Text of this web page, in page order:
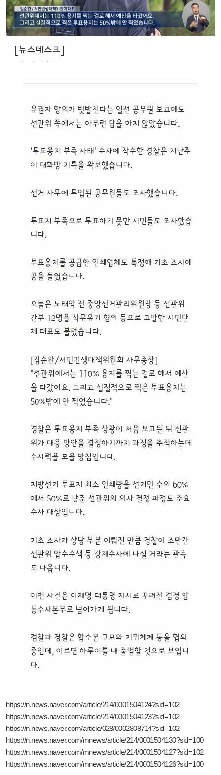
https://n.news.naver.com/article/214/0001504124?sid=102
https://n.news.naver.com/article/214/0001504123?sid=102
https://n.news.naver.com/article/028/0002808714?sid=102
https://n.news.naver.com/mnews/article/214/0001504130?sid=100
https://n.news.naver.com/mnews/article/214/0001504127?sid=102
https://n.news.naver.com/mnews/article/214/0001504126?sid=100